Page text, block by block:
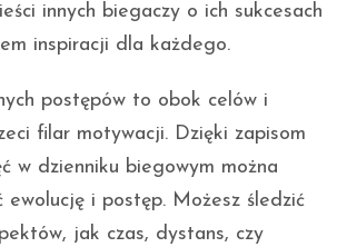
innych biegaczy o ich sukcesach
inspiracji dla każdego.
postępów to obok celów i
filar motywacji. Dzięki zapisom
w dzienniku biegowym można
ewolucję i postęp. Możesz śledzić
jak czas, dystans, czy